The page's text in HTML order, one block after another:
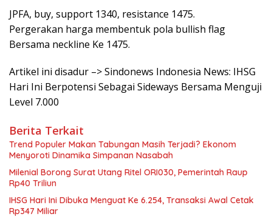
JPFA, buy, support 1340, resistance 1475.
Pergerakan harga membentuk pola bullish flag
Bersama neckline Ke 1475.
Artikel ini disadur –> Sindonews Indonesia News: IHSG
Hari Ini Berpotensi Sebagai Sideways Bersama Menguji
Level 7.000
Berita Terkait
Trend Populer Makan Tabungan Masih Terjadi? Ekonom
Menyoroti Dinamika Simpanan Nasabah
Milenial Borong Surat Utang Ritel ORI030, Pemerintah Raup
Rp40 Triliun
IHSG Hari Ini Dibuka Menguat Ke 6.254, Transaksi Awal Cetak
Rp347 Miliar